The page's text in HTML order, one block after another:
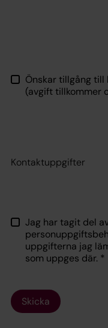
Önskar tillgång till
(avgift tillkommer
Kontaktuppgifter
Jag har tagit del
uppgifterna jag
som uppges där. *
Skicka